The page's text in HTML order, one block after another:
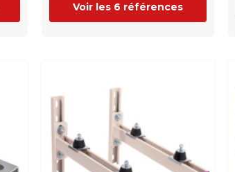
Voir les 6 références